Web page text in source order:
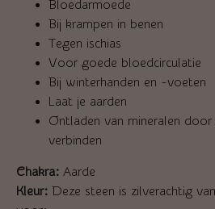
Bloedarmoede
Bij krampen in benen
Tegen ischias
Voor goede bloedcirculatie
Bij winterhanden en -voeten
Laat je aarden
Ontladen van mineralen
verbinden
Chakra: Aarde
Kleur: Deze steen is zilverachtig